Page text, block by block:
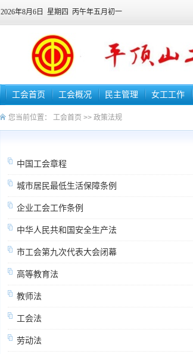
2026年8月6日 星期四 丙午年五月初一
工会首页 工会概况 民主管理 女工工作
您当前位置： 工会首页 >> 政策法规
中国工会章程
城市居民最低生活保障条例
企业工会工作条例
中华人民共和国安全生产法
市工会第九次代表大会闭幕
高等教育法
教师法
工会法
劳动法